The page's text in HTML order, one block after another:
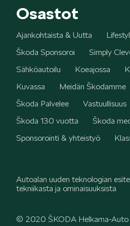
ŠKODA
Osastot
Ajankohtaista & Uutta
Škoda Sponsoroi
Simply
Sähköautoilu
Koeajossa
Kuvassa
Meidän Škodamme
Škoda Palvelee
Vastuullisuus
Škoda 130 vuotta
Škoda
Sponsorointi & yhteistyö
Autoalan uuden teknologian
tekniikasta ja ominaisuuksista
© 2020 ŠKODA Helkama-